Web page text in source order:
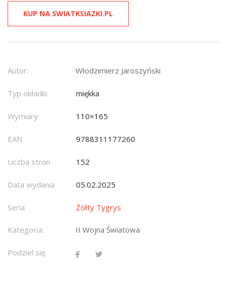
KUP NA SWIATKSIAZKI.PL
Autor: Włodzimierz Jaroszyński
Typ okładki miękka
Wymiary 110×165
EAN 9788311177260
Liczba stron 152
Data wydania 05.02.2025
Seria Żółty Tygrys
Kategoria: II Wojna Światowa
Podziel się